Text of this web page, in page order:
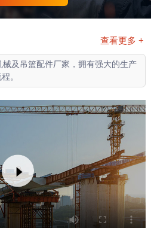
查看更多 +
及吊篮配件厂家，拥有强大的生产
。